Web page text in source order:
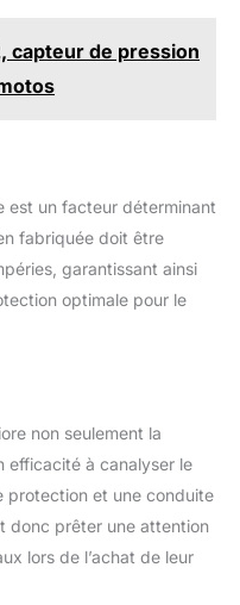
capteur de pression
est un facteur déterminant
fabriquée doit être
garantissant ainsi
optimale pour le
non seulement la
efficacité à canalyser le
protection et une conduite
donc prêter une attention
lors de l’achat de leur